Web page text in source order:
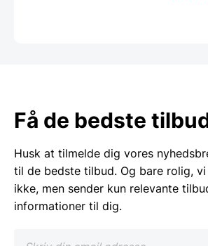
Få de bedste
Husk at tilmelde dig vores
til de bedste tilbud. Og bare rolig,
ikke, men sender kun relevante
informationer til dig.